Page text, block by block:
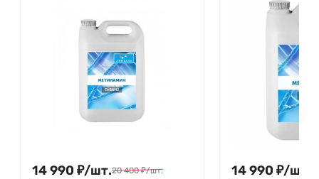
14 990 ₽/шт.20 400 ₽/шт. 14 990 ₽/шт.